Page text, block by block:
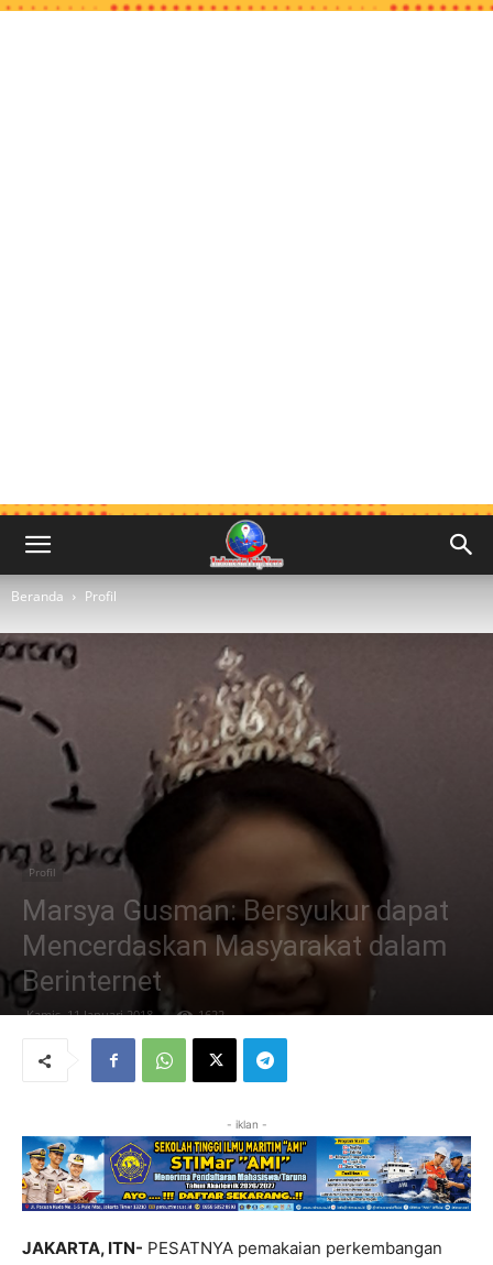
Beranda Profil
Profil
Marsya Gusman: Bersyukur dapat
Mencerdaskan Masyarakat dalam
Berinternet
Kamis, 11 Januari 2018 1622
- iklan -
JAKARTA, ITN- PESATNYA pemakaian perkembangan